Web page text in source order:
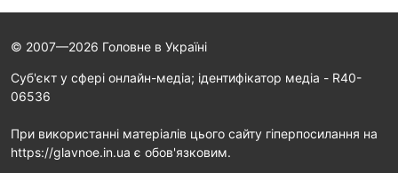
© 2007—2026 Головне в Україні
Cуб'єкт у сфері онлайн-медіа; ідентифікатор медіа - R40-
06536
При використанні матеріалів цього сайту гіперпосилання на
https://glavnoe.in.ua є обов'язковим.